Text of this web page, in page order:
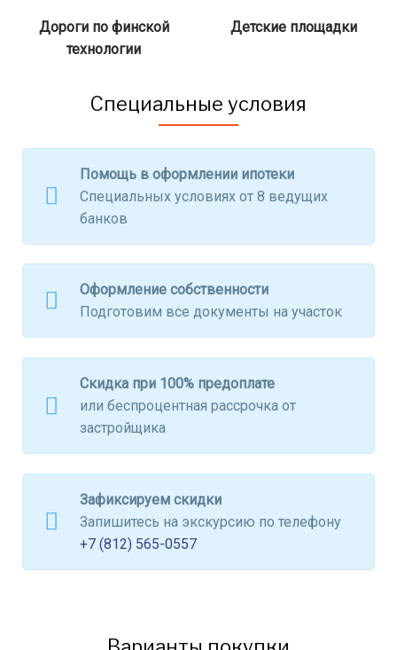
Дороги по финской
технологии
Детские площадки
Специальные условия
Помощь в оформлении ипотеки
Специальных условиях от 8 ведущих
банков
Оформление собственности
Подготовим все документы на участок
Скидка при 100% предоплате
или беспроцентная рассрочка от
застройщика
Зафиксируем скидки
Запишитесь на экскурсию по телефону
+7 (812) 565-0557